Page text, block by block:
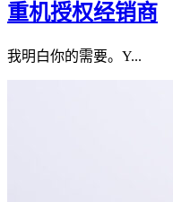
重机授权经销商
我明白你的需要。Y...